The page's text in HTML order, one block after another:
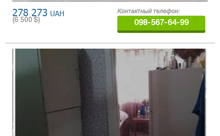
278 273 UAH
(6 500 $)
Контактный телефон:
098-567-64-99